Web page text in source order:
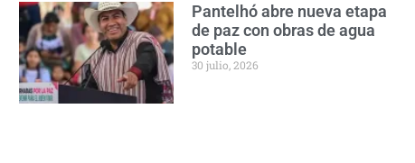
Pantelhó abre nueva etapa
de paz con obras de agua
potable
30 julio, 2026